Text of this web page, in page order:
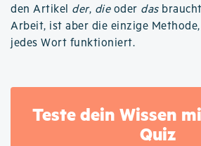
den Artikel der, dieoder das
Arbeit, ist aber die einzige
jedes Wort funktioniert.
Teste dein Wissen
Quiz